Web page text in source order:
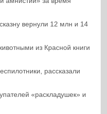
вернули 12 млн и 14
из Красной книги
рассказали
«раскладушек» и